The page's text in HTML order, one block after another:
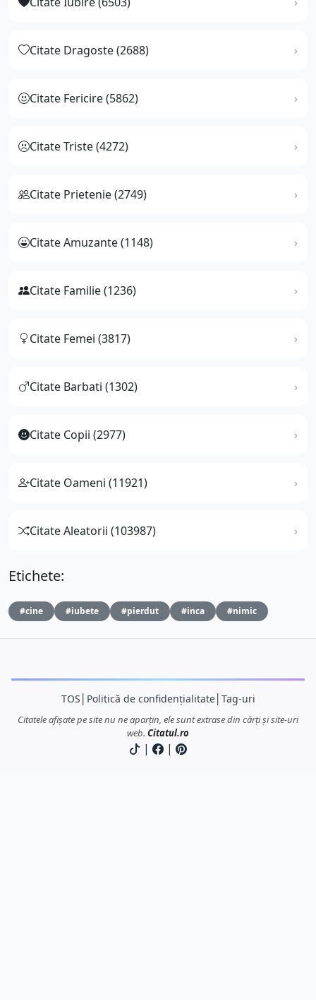
Citate Dragoste (2688)
Citate Fericire (5862)
Citate Triste (4272)
Citate Prietenie (2749)
Citate Amuzante (1148)
Citate Familie (1236)
Citate Femei (3817)
Citate Barbati (1302)
Citate Copii (2977)
Citate Oameni (11921)
Citate Aleatorii (103987)
Etichete:
#cine #iubete #pierdut #inca #nimic
TOS Politică de confidențialitate│ Tag-uri
Citatele afișate pe site nu ne aparțin, ele sunt extrase din cărți și site-uri
web. Citatul.ro
| |